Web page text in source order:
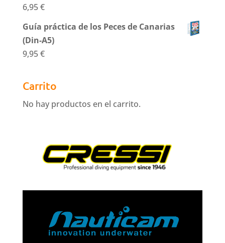
6,95€
Guía práctica de los Peces de Canarias
(Din-A5)
9,95€
Carrito
No hay productos en el carrito.